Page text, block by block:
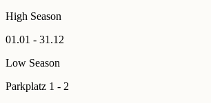
High Season
01.01 - 31.12
Low Season
Parkplatz 1 - 2